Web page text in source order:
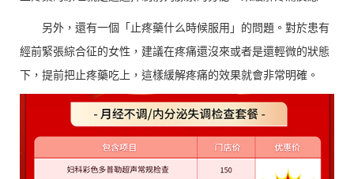
另外，還有一個「止疼藥什么時候服用」的問題。對於患有
經前緊張綜合征的女性，建議在疼痛還沒來或者是還輕微的狀態
下，提前把止疼藥吃上，這樣緩解疼痛的效果就會非常明確。